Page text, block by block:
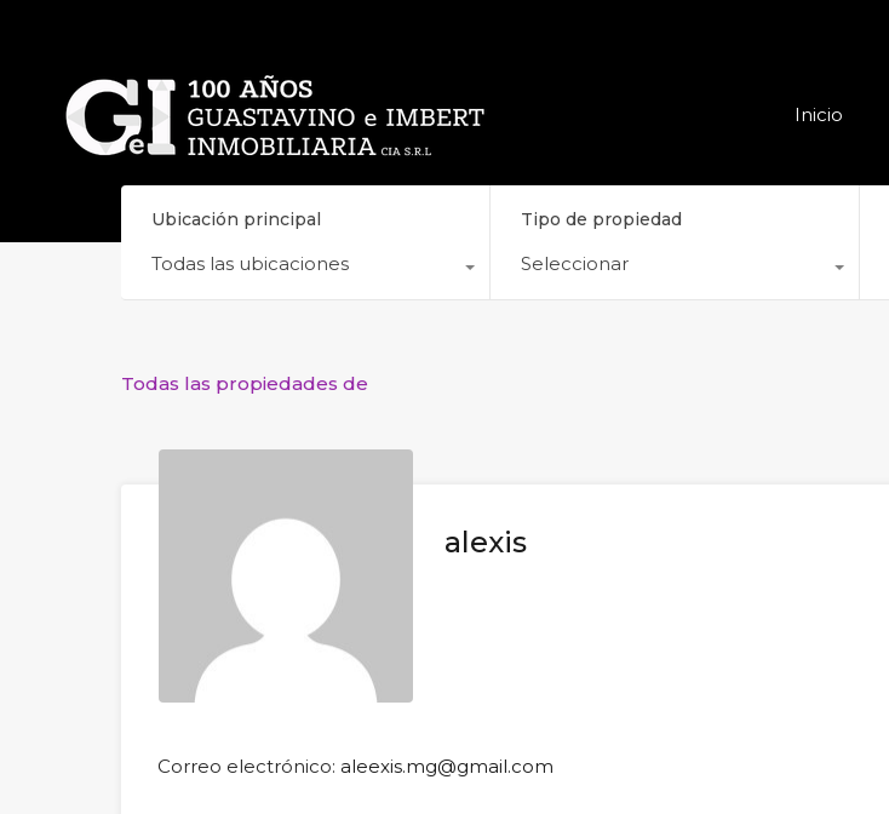
Inicio
Ubicación principal
Todas las ubicaciones
Tipo de propiedad
Seleccionar
Todas las propiedades de
alexis
Correo electrónico: aleexis.mg@gmail.com